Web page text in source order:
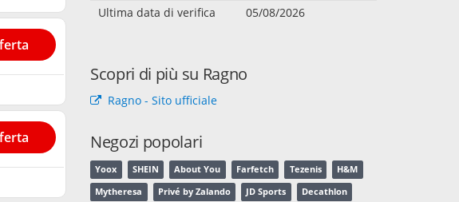
Ultima data di verifica 05/08/2026
Scopri di più su Ragno
Ragno - Sito ufficiale
Negozi popolari
Yoox SHEIN About You Farfetch Tezenis H&M
Mytheresa Privé by Zalando JD Sports Decathlon